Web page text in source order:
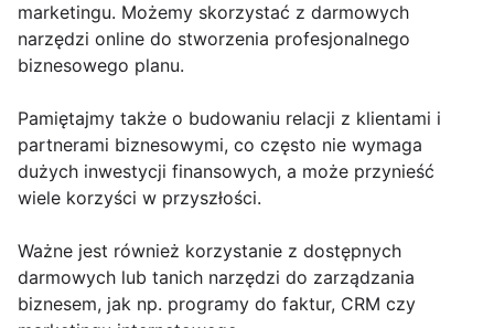
marketingu. Możemy skorzystać z darmowych
narzędzi online do stworzenia profesjonalnego
biznesowego planu.
Pamiętajmy także o budowaniu relacji z klientami i
partnerami biznesowymi, co często nie wymaga
dużych inwestycji finansowych, a może przynieść
wiele korzyści w przyszłości.
Ważne jest również korzystanie z dostępnych
darmowych lub tanich narzędzi do zarządzania
biznesem, jak np. programy do faktur, CRM czy